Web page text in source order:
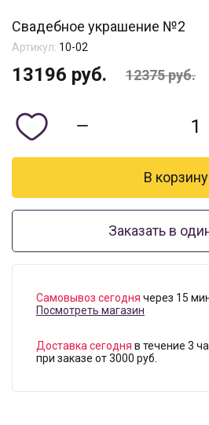
Свадебное украшение №2
Артикул: 10-02
13196 руб. 12375руб.
Заказать в
Самовывоз сегодня через 15
Посмотреть магазин
Доставка сегодня в течение 3
при заказе от 3000 руб.